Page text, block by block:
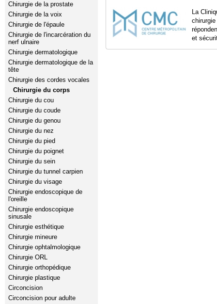
Chirurgie de la prostate
Chirurgie de la voix
Chirurgie de l'épaule
Chirurgie de l'incarcération du
nerf ulnaire
Chirurgie dermatologique
Chirurgie dermatologique de la
tête
Chirurgie des cordes vocales
Chirurgie du corps
Chirurgie du cou
Chirurgie du coude
Chirurgie du genou
Chirurgie du nez
Chirurgie du pied
Chirurgie du poignet
Chirurgie du sein
Chirurgie du tunnel carpien
Chirurgie du visage
Chirurgie endoscopique de
l'oreille
Chirurgie endoscopique
sinusale
Chirurgie esthétique
Chirurgie mineure
Chirurgie ophtalmologique
Chirurgie ORL
Chirurgie orthopédique
Chirurgie plastique
Circoncision
Circoncision pour adulte
La
et